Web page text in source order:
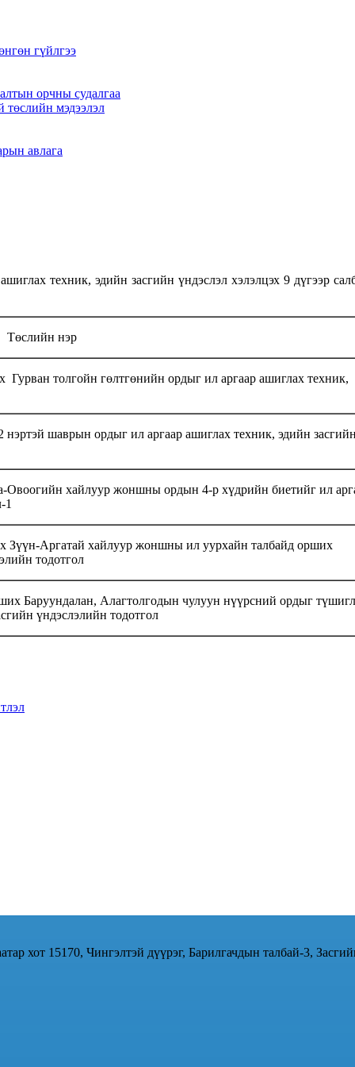
гүйлгээ
орчны судалгаа
төслийн мэдээлэл
авлага
техник, эдийн засгийн үндэслэл хэлэлцэх 9 дүгээр
Төслийн нэр
толгойн гөлтгөнийн ордыг ил аргаар ашиглах техник,
шаврын ордыг ил аргаар ашиглах техник, эдийн засгийн
хайлуур жоншны ордын 4-р хүдрийн биетийг ил
1
Зүүн-Аргатай хайлуур жоншны ил уурхайн талбайд орших
тодотгол
Баруундалан, Алагтолгодын чулуун нүүрсний ордыг
үндэслэлийн тодотгол
хот 15170, Чингэлтэй дүүрэг, Барилгачдын талбай-3,